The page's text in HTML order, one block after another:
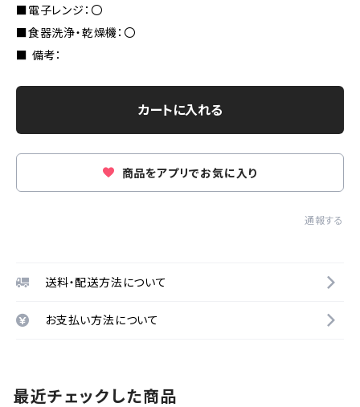
■電子レンジ：〇
■食器洗浄・乾燥機：〇
■ 備考：
カートに入れる
商品をアプリでお気に入り
通報する
送料・配送方法について
お支払い方法について
最近チェックした商品